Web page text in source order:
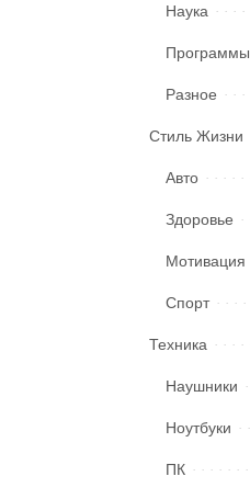
Наука
Программы
Разное
Стиль Жизни
Авто
Здоровье
Мотивация
Спорт
Техника
Наушники
Ноутбуки
ПК